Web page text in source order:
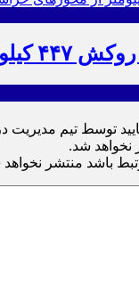
جنوبی
توسط تیم مدیریت
نخواهد شد.
باشد منتشر